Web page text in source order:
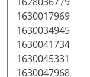
1630017969
1630034945
1630041734
1630045331
1630047968